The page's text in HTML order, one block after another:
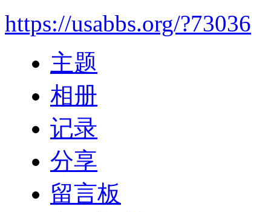
https://usabbs.org/?73036
主题
相册
记录
分享
留言板